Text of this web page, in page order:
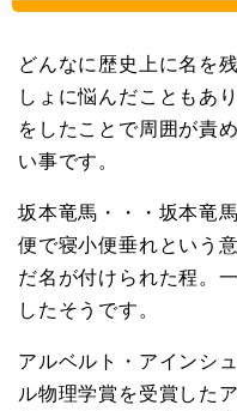
どんなに歴史上に名を
しょに悩んだこともあ
をしたことで周囲が責
い事です。
坂本竜馬・・・坂本竜
便で寝小便垂れという
だ名が付けられた程。
したそうです。
アルベルト・アインシ
ル物理学賞を受賞した